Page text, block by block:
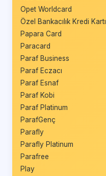
Opet Worldcard
Özel Bankacılık Kredi Kartı
Papara Card
Paracard
Paraf Business
Paraf Eczacı
Paraf Esnaf
Paraf Kobi
Paraf Platinum
ParafGenç
Parafly
Parafly Platinum
Parafree
Play